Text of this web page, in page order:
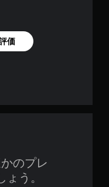
価
のプレ
う。